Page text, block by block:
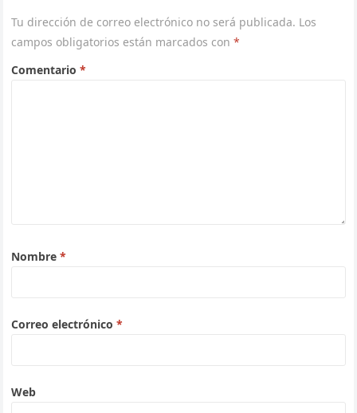
Tu dirección de correo electrónico no será publicada. Los
campos obligatorios están marcados con*
Comentario*
Nombre*
Correo electrónico*
Web